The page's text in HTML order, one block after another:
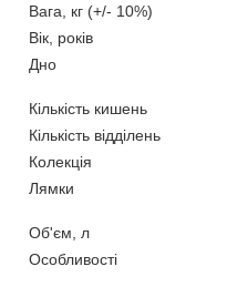
Вага, кг (+/- 10%)
Вік, років
Дно
Кількість кишень
Кількість відділень
Колекція
Лямки
Об'єм, л
Особливості